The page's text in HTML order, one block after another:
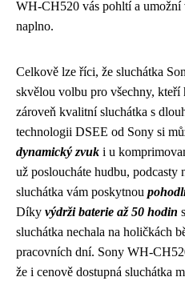
WH-CH520 vás pohltí a umožní
naplno.
Celkově lze říci, že sluchátka
skvělou volbu pro všechny, kteří
zároveň kvalitní sluchátka s
technologii DSEE od Sony si
dynamický zvuk i u
už posloucháte hudbu, podcasty
sluchátka vám poskytnou
Díky výdrži baterie až 50 hodin
sluchátka nechala na holičkách
pracovních dní. Sony WH-
že i cenově dostupná sluchátka